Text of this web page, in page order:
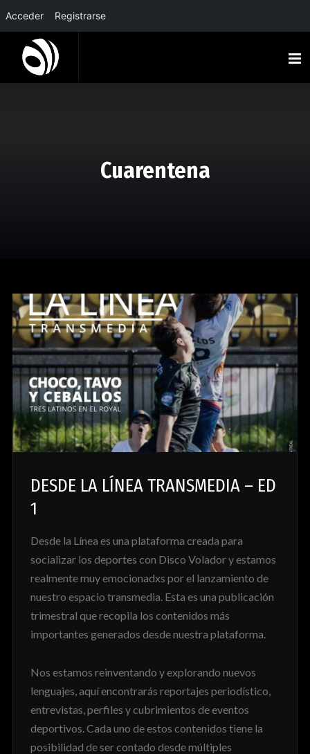
Cuarentena
DESDE LA LÍNEA TRANSMEDIA – ED
1
Desde la Línea es una plataforma creada para
socializar los deportes con Disco Volador y estamos
realmente muy emocionadxs por el lanzamiento de
nuestro espacio transmedia. Esta es una publicación
trimestral que recopila los contenidos más
importantes generados desde nuestra plataforma.
Nos estamos reinventando y explorando nuevos
lenguajes, aquí encontrarás reportajes periodístico,
entrevistas, perfiles y cubrimientos de eventos
deportivos. Cada uno de estos contenidos tiene la
posibilidad de ser contado desde múltiples
Acceder Registrarse